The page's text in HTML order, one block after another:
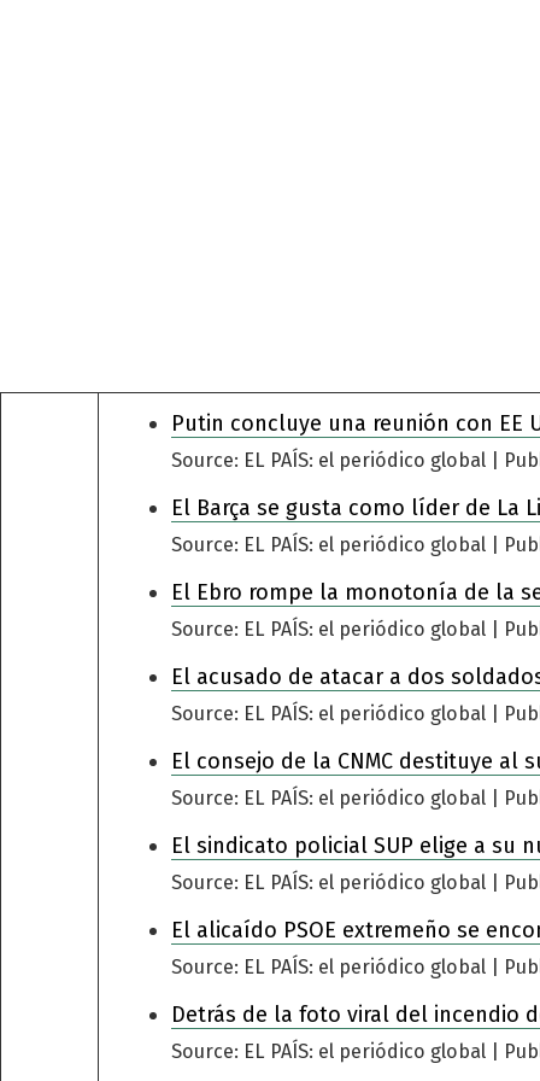
Putin concluye una reunión con EE
Source: EL PAÍS: el periódico global
El Barça se gusta como líder de La
Source: EL PAÍS: el periódico global
El Ebro rompe la monotonía de la
Source: EL PAÍS: el periódico global
El acusado de atacar a dos
Source: EL PAÍS: el periódico global
El consejo de la CNMC destituye
Source: EL PAÍS: el periódico global
El sindicato policial SUP elige a su
Source: EL PAÍS: el periódico global
El alicaído PSOE extremeño se
Source: EL PAÍS: el periódico global
Detrás de la foto viral del incendio
Source: EL PAÍS: el periódico global